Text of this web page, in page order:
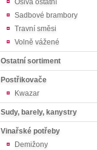
Osiva ostatní
Sadbové brambory
Travní směsi
Volně vážené
Ostatní sortiment
Postřikovače
Kwazar
Sudy, barely, kanystry
Vinařské potřeby
Demižony